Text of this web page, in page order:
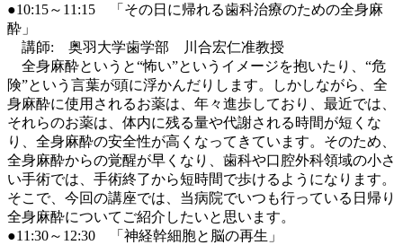
●10:15～11:15 「その日に帰れる歯科治療のための全身麻
酔」
講師: 奥羽大学歯学部 川合宏仁准教授
全身麻酔というと“怖い”というイメージを抱いたり、“危
険”という言葉が頭に浮かんだりします。しかしながら、全
身麻酔に使用されるお薬は、年々進歩しており、最近では、
それらのお薬は、体内に残る量や代謝される時間が短くな
り、全身麻酔の安全性が高くなってきています。そのため、
全身麻酔からの覚醒が早くなり、歯科や口腔外科領域の小さ
い手術では、手術終了から短時間で歩けるようになります。
そこで、今回の講座では、当病院でいつも行っている日帰り
全身麻酔についてご紹介したいと思います。
●11:30～12:30 「神経幹細胞と脳の再生」